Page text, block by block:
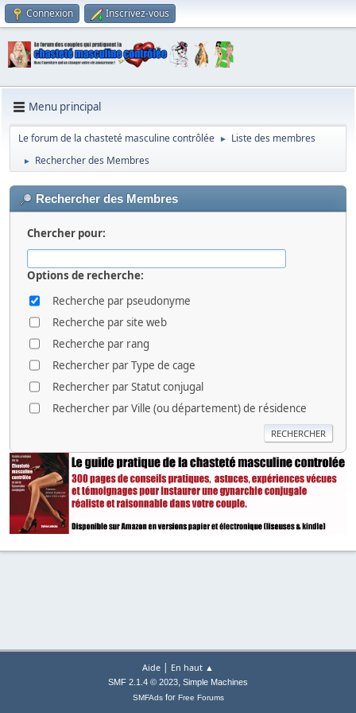
Connexion Inscrivez-vous
Menu principal
Le forum de la chasteté masculine contrôlée ► Liste des membres
► Rechercher des Membres
Rechercher des Membres
Chercher pour:
Options de recherche:
Recherche par pseudonyme
Recherche par site web
Recherche par rang
Rechercher par Type de cage
Rechercher par Statut conjugal
Rechercher par Ville (ou département) de résidence
Aide | En haut ▲
SMF 2.1.4 © 2023, Simple Machines
SMFAdsfor Free Forums